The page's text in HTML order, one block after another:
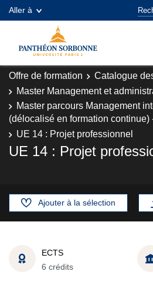
Aller à
Offre de formation Catalogue
Master Management et
Master parcours Management
(délocalisé en formation
UE 14 : Projet professionnel
UE 14 : Projet
Ajouter à la sélection
ECTS
6 crédits